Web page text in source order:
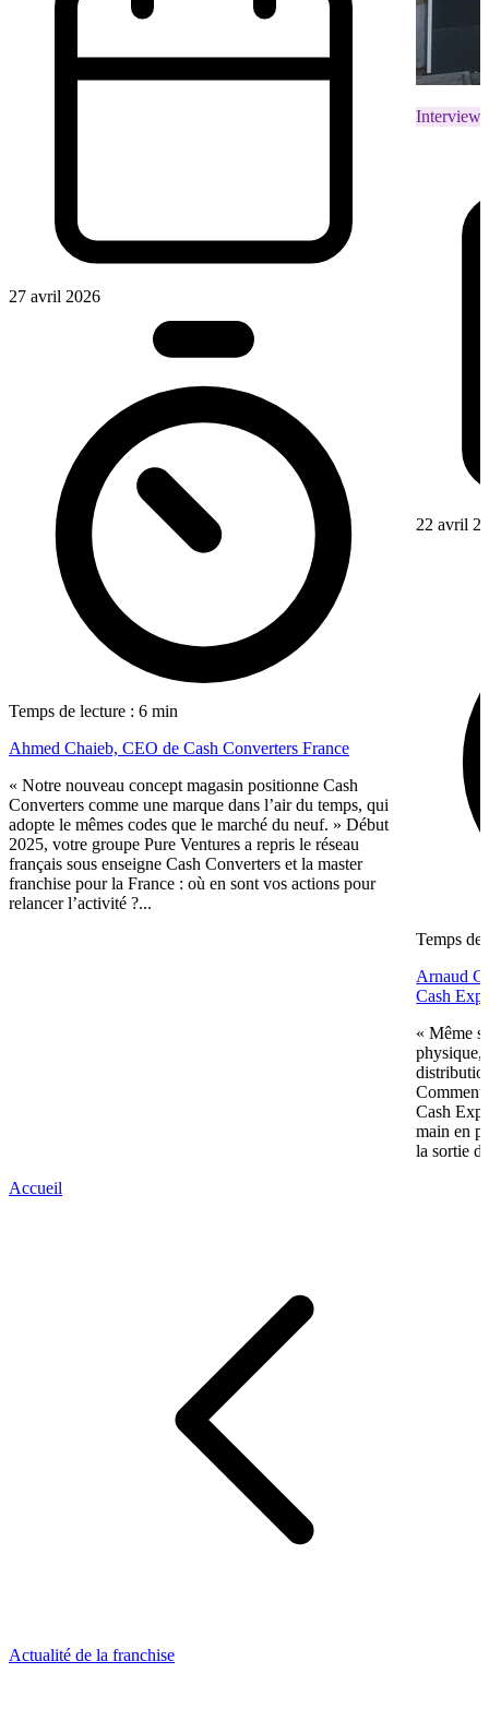
27 avril 2026
Temps de lecture : 6 min
Ahmed Chaieb, CEO de Cash Converters France
« Notre nouveau concept magasin positionne Cash
Converters comme une marque dans l’air du temps, qui
adopte le mêmes codes que le marché du neuf. » Début
2025, votre groupe Pure Ventures a repris le réseau
français sous enseigne Cash Converters et la master
franchise pour la France : où en sont vos actions pour
relancer l’activité ?...
Interviews
22 avril
Temps de
Arnaud
Cash
« Même
physique,
Comment
Cash
main en
la sortie
Accueil
Actualité de la franchise